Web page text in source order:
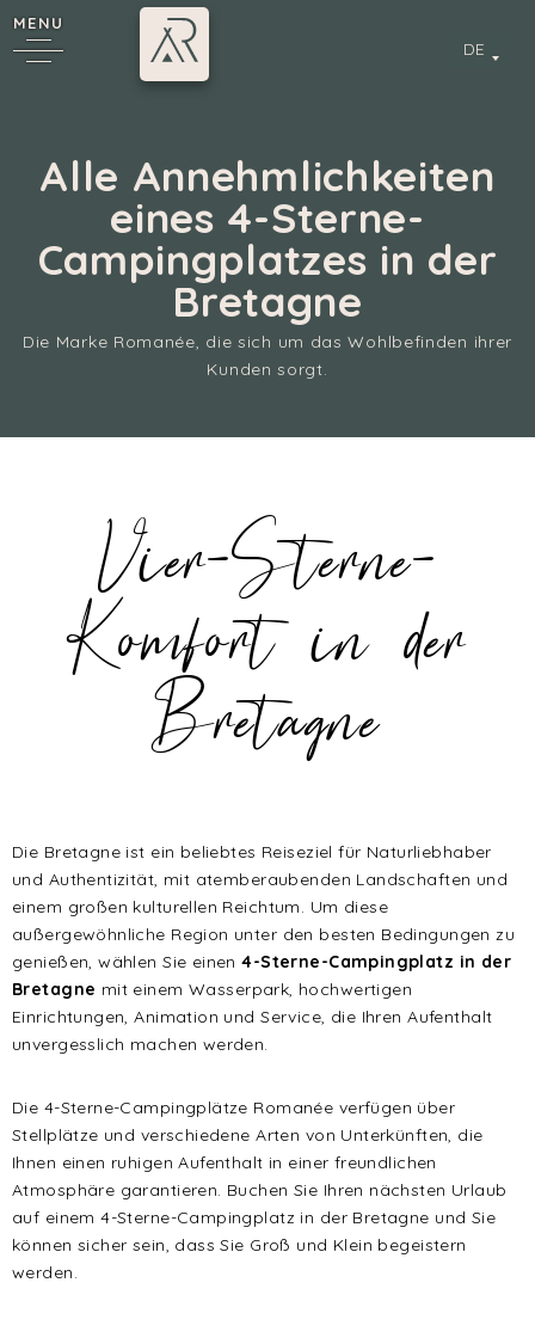
MENU
DE
Alle Annehmlichkeiten
eines 4-Sterne-
Campingplatzes in der
Bretagne
Die Marke Romanée, die sich um das Wohlbefinden ihrer
Kunden sorgt.
Vier-Sterne-
Komfort in der
Bretagne
Die Bretagne ist ein beliebtes Reiseziel für Naturliebhaber
und Authentizität, mit atemberaubenden Landschaften und
einem großen kulturellen Reichtum. Um diese
außergewöhnliche Region unter den besten Bedingungen zu
genießen, wählen Sie einen4-Sterne-Campingplatz in der
Bretagne mit einem Wasserpark, hochwertigen
Einrichtungen, Animation und Service, die Ihren Aufenthalt
unvergesslich machen werden.
Die 4-Sterne-Campingplätze Romanée verfügen über
Stellplätze und verschiedene Arten von Unterkünften, die
Ihnen einen ruhigen Aufenthalt in einer freundlichen
Atmosphäre garantieren. Buchen Sie Ihren nächsten Urlaub
auf einem 4-Sterne-Campingplatz in der Bretagne und Sie
können sicher sein, dass Sie Groß und Klein begeistern
werden.